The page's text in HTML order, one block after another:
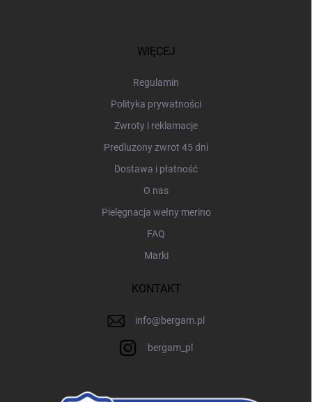
WIĘCEJ
Regulamin
Polityka prywatności
Zwroty i reklamacje
Predluzony zwrot 45 dni
Dostawa i płatność
O nas
Pielęgnacja wełny merino
FAQ
Marki
KONTAKT
info@bergam.pl
bergam_pl